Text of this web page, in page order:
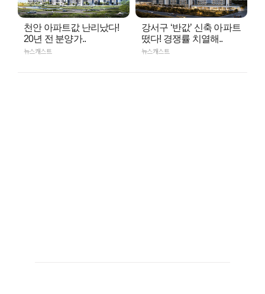
천안 아파트값 난리났다!
20년 전 분양가..
뉴스캐스트
강서구 ‘반값’ 신축 아파트
떴다! 경쟁률 치열해..
뉴스캐스트